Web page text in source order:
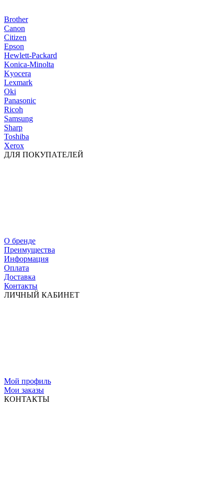
Brother
Canon
Citizen
Epson
Hewlett-Packard
Konica-Minolta
Kyocera
Lexmark
Oki
Panasonic
Ricoh
Samsung
Sharp
Toshiba
Xerox
ДЛЯ ПОКУПАТЕЛЕЙ
О бренде
Преимущества
Информация
Оплата
Доставка
Контакты
ЛИЧНЫЙ КАБИНЕТ
Мой профиль
Мои заказы
КОНТАКТЫ